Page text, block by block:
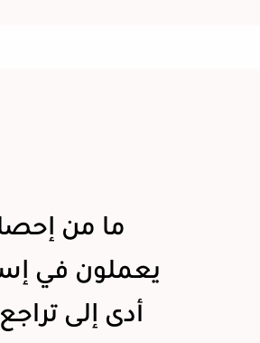
ما من
يعملون في
أدى إلى